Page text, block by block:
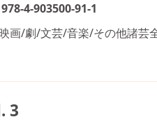
978-4-903500-91-1
画/劇/文芸/音楽/その他諸芸
3